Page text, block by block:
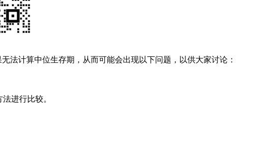
法计算中位生存期，从而可能会出现以下问题，以供大家讨论：
进行比较。